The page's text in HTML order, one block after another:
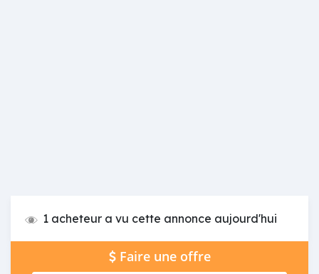
1 acheteur a vu cette annonce aujourd'hui
Faire une offre